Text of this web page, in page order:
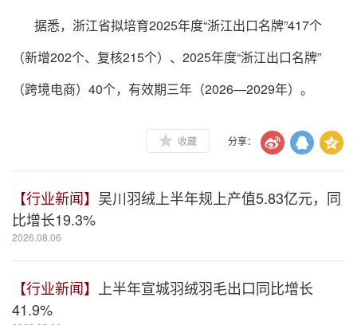
据悉，浙江省拟培育2025年度“浙江出口名牌”417个
（新增202个、复核215个）、2025年度“浙江出口名牌”
（跨境电商）40个，有效期三年（2026—2029年）。
收藏 分享：
【行业新闻】 吴川羽绒上半年规上产值5.83亿元，同
比增长19.3%
2026.08.06
【行业新闻】
上半年宣城羽绒羽毛出口同比增长
41.9%